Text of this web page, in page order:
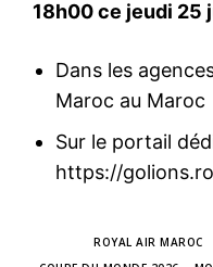
18h00 ce jeudi 25
Dans les
Maroc au Maroc
Sur le portail
https://
ROYAL AIR MAROC